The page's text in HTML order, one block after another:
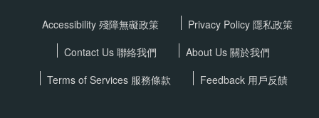
Accessibility 殘障無礙政策 Privacy Policy 隱私政策
Contact Us 聯絡我們
About Us 關於我們
Terms of Services 服務條款 Feedback 用戶反饋